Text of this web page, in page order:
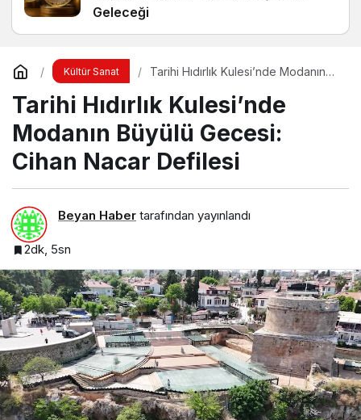
Geleceği
Kültür Sanat
Tarihi Hıdırlık Kulesi’nde Modanın
Tarihi Hıdırlık Kulesi’nde
Modanın Büyülü Gecesi:
Cihan Nacar Defilesi
Beyan Haber tarafından yayınlandı
2dk, 5sn